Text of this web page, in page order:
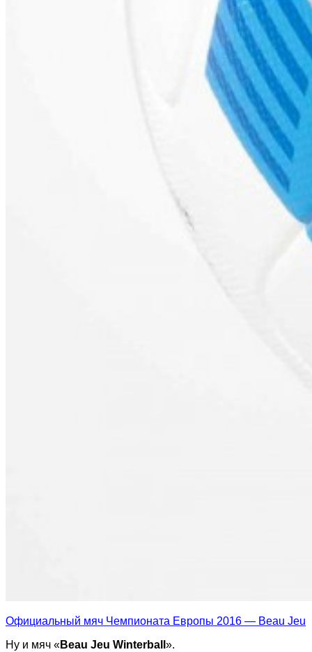
Официальный мяч Чемпионата Европы 2016 — Beau Jeu
Ну и мяч «Beau Jeu Winterball ».